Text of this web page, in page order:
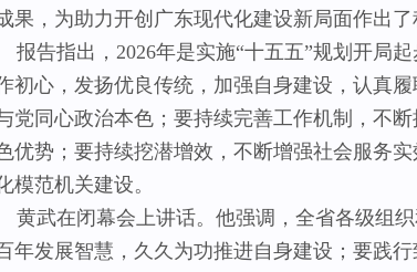
果，为助力开创广东现代化建设新局面作出了
报告指出，2026年是实施“十五五”规划开局
初心，发扬优良传统，加强自身建设，认真
党同心政治本色；要持续完善工作机制，不
优势；要持续挖潜增效，不断增强社会服务
模范机关建设。
黄武在闭幕会上讲话。他强调，全省各级组
年发展智慧，久久为功推进自身建设；要践